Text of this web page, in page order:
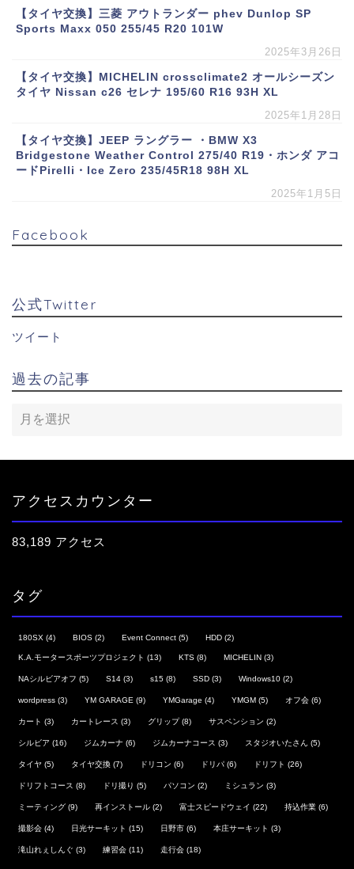
【タイヤ交換】三菱 アウトランダー phev Dunlop SP
Sports Maxx 050 255/45 R20 101W
2025年3月26日
【タイヤ交換】MICHELIN crossclimate2 オールシーズン
タイヤ Nissan c26 セレナ 195/60 R16 93H XL
2025年1月28日
【タイヤ交換】JEEP ラングラー ・BMW X3
Bridgestone Weather Control 275/40 R19・ホンダ アコ
ードPirelli・Ice Zero 235/45R18 98H XL
2025年1月5日
Facebook
公式Twitter
ツイート
過去の記事
アクセスカウンター
83,189 アクセス
タグ
180SX (4) BIOS (2) Event Connect (5) HDD (2)
K.A.モータースポーツプロジェクト (13) KTS (8) MICHELIN (3)
NAシルビアオフ (5) S14 (3) s15 (8) SSD (3) Windows10 (2)
wordpress (3) YM GARAGE (9) YMGarage (4) YMGM (5) オフ会 (6)
カート (3) カートレース (3) グリップ(8) サスペンション (2)
シルビア (16) ジムカーナ (6) ジムカーナコース (3) スタジオいたさん (5)
タイヤ (5) タイヤ交換 (7) ドリコン (6) ドリパ (6) ドリフト (26)
ドリフトコース (8) ドリ撮り (5) パソコン (2) ミシュラン (3)
ミーティング (9) 再インストール (2) 富士スピードウェイ (22) 持込作業 (6)
撮影会 (4) 日光サーキット (15) 日野市 (6) 本庄サーキット (3)
滝山れぇしんぐ (3) 練習会 (11) 走行会 (18)